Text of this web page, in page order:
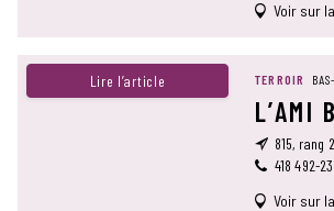
Voir sur
Lire l’article TERROIR
L’AMI
815, rang
418 492-
Voir sur